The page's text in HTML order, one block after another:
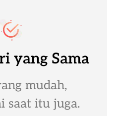
yang Sama
mudah,
saat itu juga.